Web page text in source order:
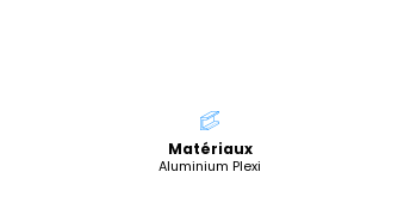
Matériaux
Aluminium Plexi